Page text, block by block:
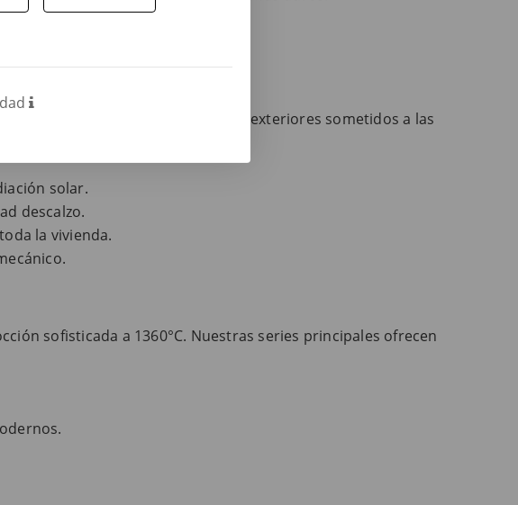
y el tráfico peatonal intenso.
químicos tras la cocción.
donde prima el confort como a exteriores sometidos a las
solar.
descalzo.
la vivienda.
sofisticada a 1360°C. Nuestras series principales ofrecen